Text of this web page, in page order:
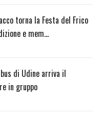
torna la Festa del Frico
e mem…
di Udine arriva il
in gruppo